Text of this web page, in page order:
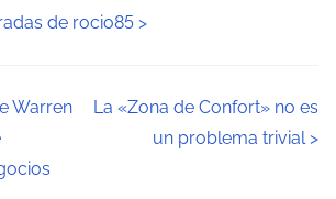
de rocio85 >
Warren
La «Zona de Confort» no es
un problema trivial>